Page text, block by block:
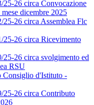
25-26 circa Convocazione
dicembre 2025
25-26 circa Assemblea Flc
25-26 circa Ricevimento
25-26 circa svolgimento ed
RSU
Consiglio d'Istituto -
25-26 circa Contributo